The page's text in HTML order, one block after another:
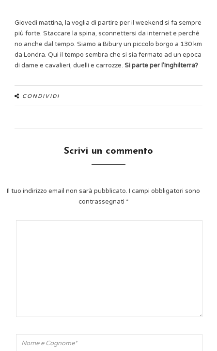
Giovedì mattina, la voglia di partire per il weekend si fa sempre
più forte. Staccare la spina, sconnettersi da internet e perché
no anche dal tempo. Siamo a Bibury un piccolo borgo a 130 km
da Londra. Qui il tempo sembra che si sia fermato ad un epoca
di dame e cavalieri, duelli e carrozze. Si parte per l’Inghilterra?
CONDIVIDI
Scrivi un commento
Il tuo indirizzo email non sarà pubblicato. I campi obbligatori sono
contrassegnati *